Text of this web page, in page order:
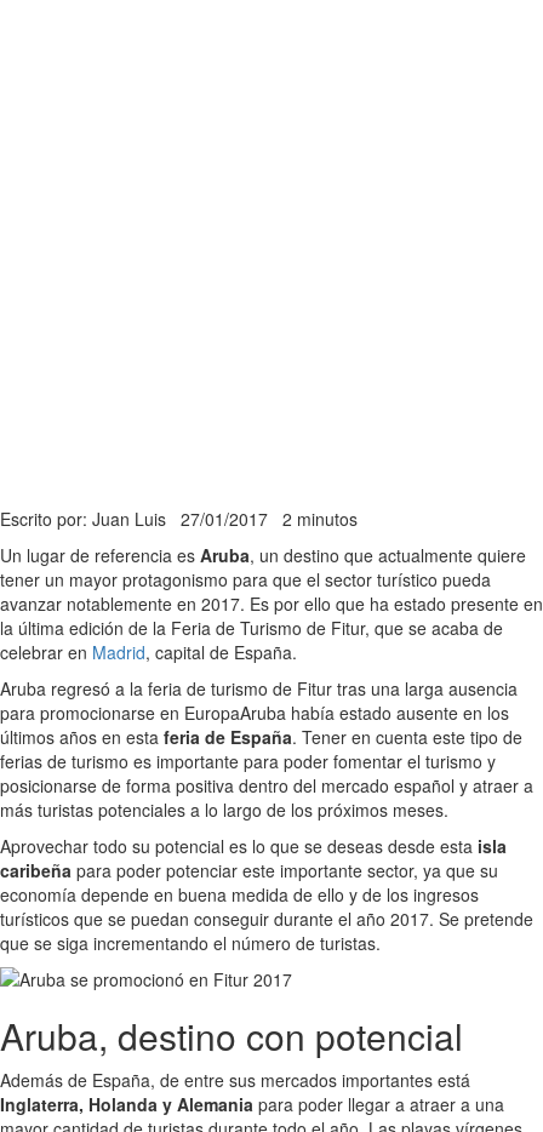
Escrito por: Juan Luis 27/01/2017 2 minutos
Un lugar de referencia es Aruba, un destino que actualmente quiere
tener un mayor protagonismo para que el sector turístico pueda
avanzar notablemente en 2017. Es por ello que ha estado presente en
la última edición de la Feria de Turismo de Fitur, que se acaba de
celebrar en Madrid, capital de España.
Aruba regresó a la feria de turismo de Fitur tras una larga ausencia
para promocionarse en EuropaAruba había estado ausente en los
últimos años en esta feria de España. Tener en cuenta este tipo de
ferias de turismo es importante para poder fomentar el turismo y
posicionarse de forma positiva dentro del mercado español y atraer a
más turistas potenciales a lo largo de los próximos meses.
Aprovechar todo su potencial es lo que se deseas desde esta isla
caribeña para poder potenciar este importante sector, ya que su
economía depende en buena medida de ello y de los ingresos
turísticos que se puedan conseguir durante el año 2017. Se pretende
que se siga incrementando el número de turistas.
Aruba, destino con potencial
Además de España, de entre sus mercados importantes está
Inglaterra, Holanda y Alemania para poder llegar a atraer a una